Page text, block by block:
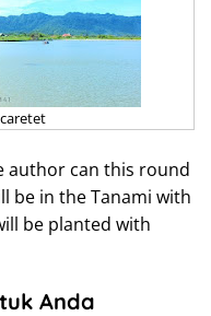
author can this round
be in the Tanami with
be planted with
Anda